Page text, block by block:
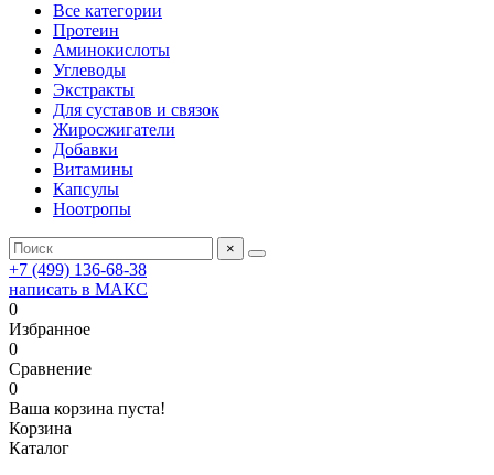
Все категории
Протеин
Аминокислоты
Углеводы
Экстракты
Для суставов и связок
Жиросжигатели
Добавки
Витамины
Капсулы
Ноотропы
×
+7 (499) 136-68-38
написать в МАКС
0
Избранное
0
Сравнение
0
Ваша корзина пуста!
Корзина
Каталог